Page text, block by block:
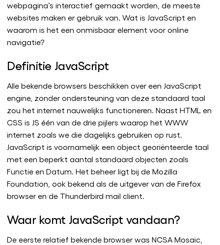
webpagina’s interactief gemaakt worden, de meeste
websites maken er gebruik van. Wat is JavaScript en
waarom is het een onmisbaar element voor online
navigatie?
Definitie JavaScript
Alle bekende browsers beschikken over een JavaScript
engine, zonder ondersteuning van deze standaard taal
zou het internet nauwelijks functioneren. Naast HTML en
CSS is JS één van de drie pijlers waarop het WWW
internet zoals we die dagelijks gebruiken op rust.
JavaScript is voornamelijk een object georiënteerde taal
met een beperkt aantal standaard objecten zoals
Functie en Datum. Het beheer ligt bij de Mozilla
Foundation, ook bekend als de uitgever van de Firefox
browser en de Thunderbird mail client.
Waar komt JavaScript vandaan?
De eerste relatief bekende browser was NCSA Mosaic,